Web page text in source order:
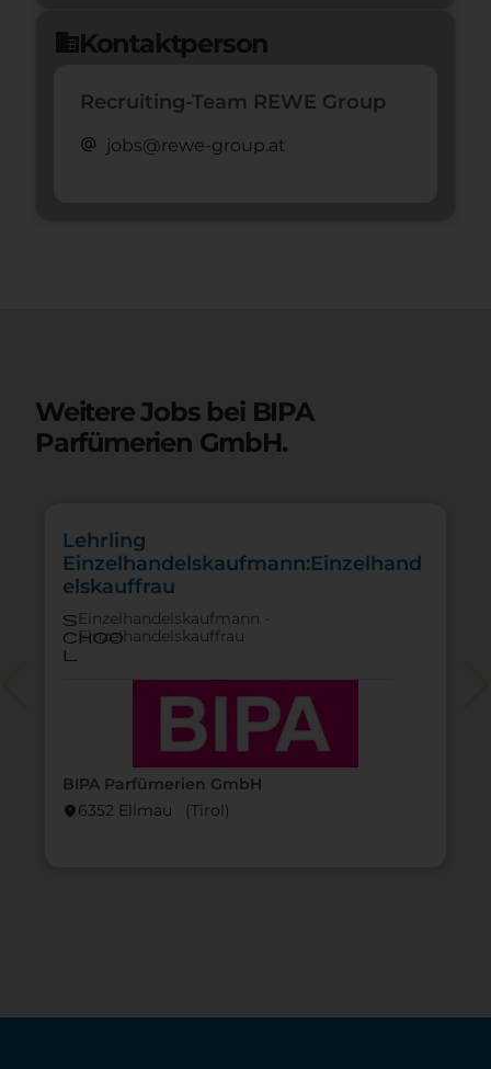
domainKontaktperson
Recruiting-Team REWE Group
alternate_email jobs@rewe-group.at
Weitere Jobs bei BIPA
Parfümerien GmbH.
BIPA Parfümerien GmbH
location_on6352 Ellmau (Tirol)
Lehrling
Einzelhandelskaufmann:Einzelhand
elskauffrau
s
choo
l
Einzelhandelskaufmann -
Einzelhandelskauffrau